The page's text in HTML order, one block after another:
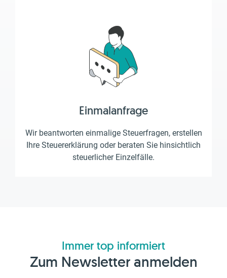
Einmalanfrage
Wir beantworten einmalige Steuerfragen, erstellen
Ihre Steuererklärung oder beraten Sie hinsichtlich
steuerlicher Einzelfälle.
Immer top informiert
Zum Newsletter anmelden